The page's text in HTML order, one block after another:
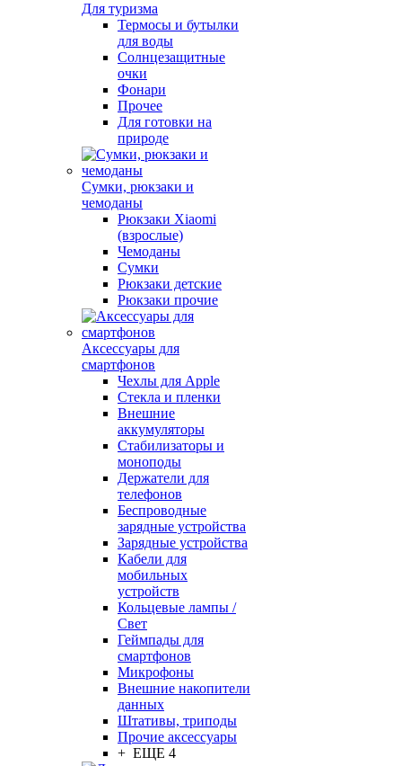
Для туризма
Термосы и бутылки
для воды
Солнцезащитные
очки
Фонари
Прочее
Для готовки на
природе
Сумки, рюкзаки и
чемоданы
Рюкзаки Xiaomi
(взрослые)
Чемоданы
Сумки
Рюкзаки детские
Рюкзаки прочие
Аксессуары для
смартфонов
Чехлы для Apple
Стекла и пленки
Внешние
аккумуляторы
Стабилизаторы и
моноподы
Держатели для
телефонов
Беспроводные
зарядные устройства
Зарядные устройства
Кабели для
мобильных
устройств
Кольцевые лампы /
Свет
Геймпады для
смартфонов
Микрофоны
Внешние накопители
данных
Штативы, триподы
Прочие аксессуары
+ ЕЩЕ 4